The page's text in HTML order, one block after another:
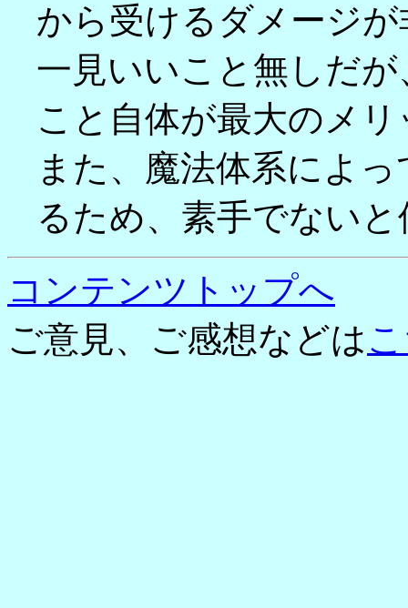
から受けるダメージ
一見いいこと無しだ
こと自体が最大のメ
また、魔法体系によ
るため、素手でない
コンテンツトップへ
ご意見、ご感想などは